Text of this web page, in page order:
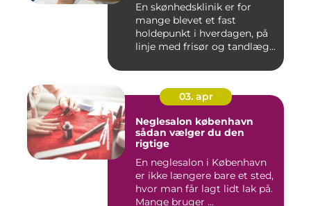
En skønhedsklinik er for
mange blevet et fast
holdepunkt i hverdagen, på
linje med frisør og tandlæg...
03. apr
Neglesalon københavn
sådan vælger du den
rigtige
En neglesalon i København
er ikke længere bare et sted,
hvor man får lagt lidt lak på.
Mange bruger ...